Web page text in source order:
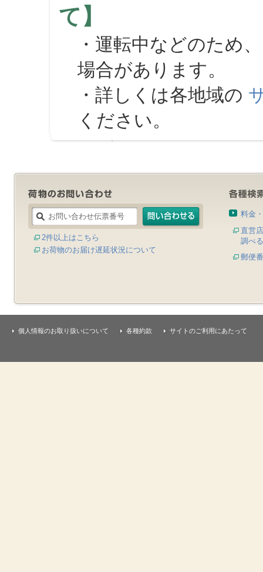
て】
・運転中などのため
場合があります。
・詳しくは各地域の
ください。
2件以上はこちら
お荷物のお届け遅延状況について
料金
直営
調べる
郵便
個人情報のお取り扱いについて 各種約款 サイトのご利用にあたって